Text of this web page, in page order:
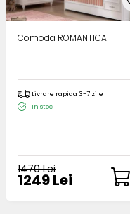
Comoda ROMANTICA
Livrare rapida 3-7 zile
In stoc
1470 Lei
1249 Lei